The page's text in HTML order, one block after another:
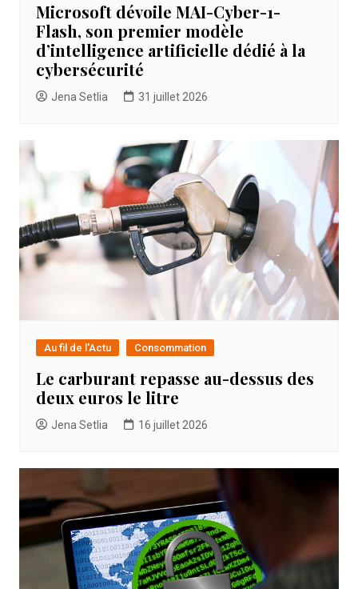
Microsoft dévoile MAI-Cyber-1-
Flash, son premier modèle
d’intelligence artificielle dédié à la
cybersécurité
Jena Setlia 31 juillet 2026
Au fil de l'Actu Consommation
Le carburant repasse au-dessus des
deux euros le litre
Jena Setlia 16 juillet 2026